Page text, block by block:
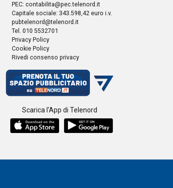
PEC: contabilita@pec.telenord.it
Capitale sociale: 343.598,42 euro i.v.
pubtelenord@telenord.it
Tel. 010 5532701
Privacy Policy
Cookie Policy
Rivedi consenso privacy
Scarica l'App di Telenord